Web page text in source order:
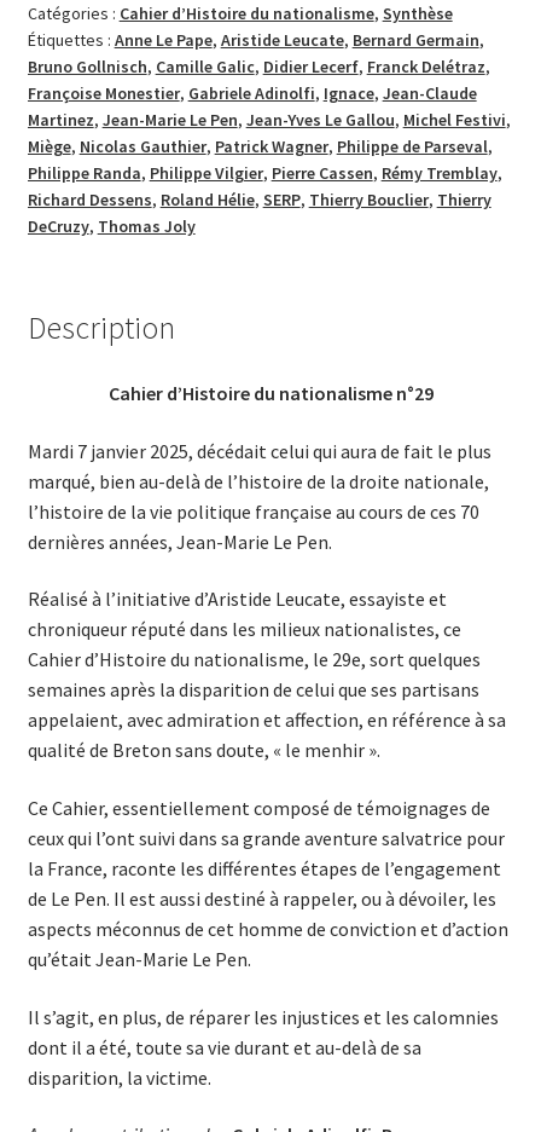
le
menhir
est
éternel
Catégories : Cahier d’Histoire du nationalisme, Synthèse
Étiquettes : Anne Le Pape, Aristide Leucate, Bernard Germain,
Bruno Gollnisch, Camille Galic, Didier Lecerf, Franck Delétraz,
Françoise Monestier, Gabriele Adinolfi, Ignace, Jean-Claude
Martinez, Jean-Marie Le Pen, Jean-Yves Le Gallou, Michel Festivi,
Miège, Nicolas Gauthier, Patrick Wagner, Philippe de Parseval,
Philippe Randa, Philippe Vilgier, Pierre Cassen, Rémy Tremblay,
Richard Dessens, Roland Hélie, SERP, Thierry Bouclier, Thierry
DeCruzy, Thomas Joly
Description
Cahier d’Histoire du nationalisme n°29
Mardi 7 janvier 2025, décédait celui qui aura de fait le plus
marqué, bien au-delà de l’histoire de la droite nationale,
l’histoire de la vie politique française au cours de ces 70
dernières années, Jean-Marie Le Pen.
Réalisé à l’initiative d’Aristide Leucate, essayiste et
chroniqueur réputé dans les milieux nationalistes, ce
Cahier d’Histoire du nationalisme, le 29e, sort quelques
semaines après la disparition de celui que ses partisans
appelaient, avec admiration et affection, en référence à sa
qualité de Breton sans doute, « le menhir ».
Ce Cahier, essentiellement composé de témoignages de
ceux qui l’ont suivi dans sa grande aventure salvatrice pour
la France, raconte les différentes étapes de l’engagement
de Le Pen. Il est aussi destiné à rappeler, ou à dévoiler, les
aspects méconnus de cet homme de conviction et d’action
qu’était Jean-Marie Le Pen.
Il s’agit, en plus, de réparer les injustices et les calomnies
dont il a été, toute sa vie durant et au-delà de sa
disparition, la victime.